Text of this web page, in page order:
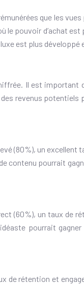
que les
pouvoir d’achat est
est plus développé
Il est important
revenus potentiels
(80%), un excellent
contenu pourrait
(60%), un taux de
pourrait
de rétention et